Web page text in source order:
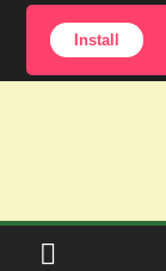
Install